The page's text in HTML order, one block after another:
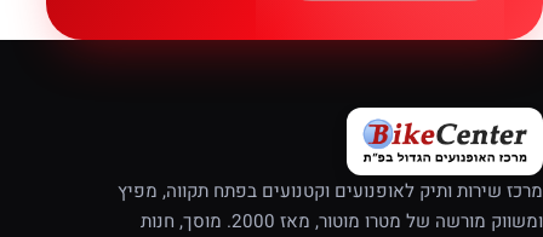
מרכז שירות ותיק לאופנועים וקטנועים בפתח תקווה, מפיץ
ומשווק מורשה של מטרו מוטור, מאז 2000. מוסך, חנות